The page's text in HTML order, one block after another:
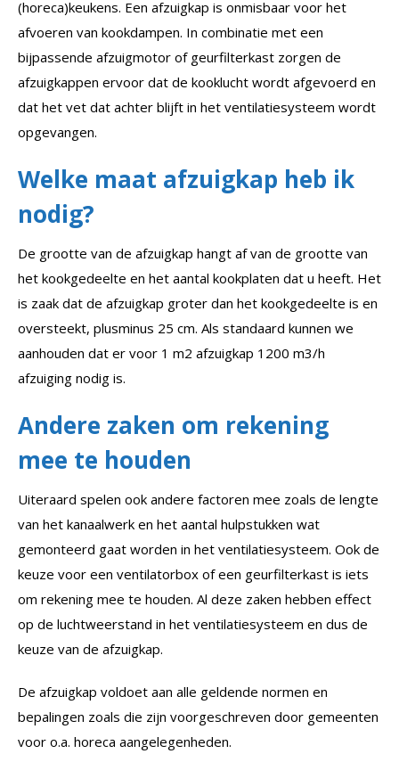
(horeca)keukens. Een afzuigkap is onmisbaar voor het
afvoeren van kookdampen. In combinatie met een
bijpassende afzuigmotor of geurfilterkast zorgen de
afzuigkappen ervoor dat de kooklucht wordt afgevoerd en
dat het vet dat achter blijft in het ventilatiesysteem wordt
opgevangen.
Welke maat afzuigkap heb ik
nodig?
De grootte van de afzuigkap hangt af van de grootte van
het kookgedeelte en het aantal kookplaten dat u heeft. Het
is zaak dat de afzuigkap groter dan het kookgedeelte is en
oversteekt, plusminus 25 cm. Als standaard kunnen we
aanhouden dat er voor 1 m2 afzuigkap 1200 m3/h
afzuiging nodig is.
Andere zaken om rekening
mee te houden
Uiteraard spelen ook andere factoren mee zoals de lengte
van het kanaalwerk en het aantal hulpstukken wat
gemonteerd gaat worden in het ventilatiesysteem. Ook de
keuze voor een ventilatorbox of een geurfilterkast is iets
om rekening mee te houden. Al deze zaken hebben effect
op de luchtweerstand in het ventilatiesysteem en dus de
keuze van de afzuigkap.
De afzuigkap voldoet aan alle geldende normen en
bepalingen zoals die zijn voorgeschreven door gemeenten
voor o.a. horeca aangelegenheden.